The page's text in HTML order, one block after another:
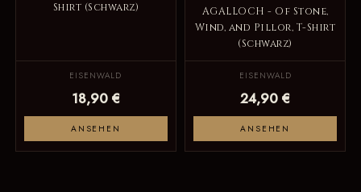
Shirt (Schwarz)
EISENWALD
18,90 €
ANSEHEN
AGALLOCH - Of Stone,
Wind, and Pillor, T-Shirt
(Schwarz)
EISENWALD
24,90 €
ANSEHEN